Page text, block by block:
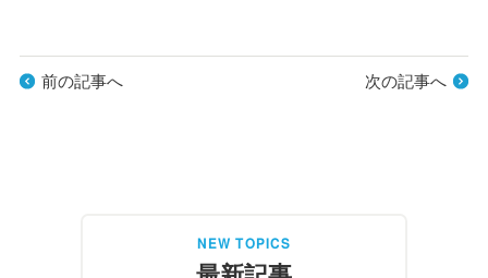
よくあるご質問
前の記事へ 次の記事へ
NEW TOPICS